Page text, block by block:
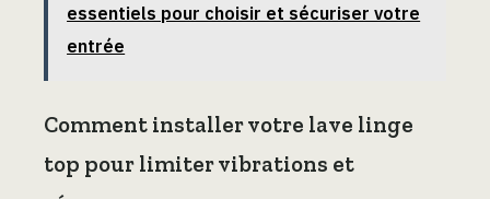
essentiels pour choisir et sécuriser votre
entrée
Comment installer votre lave linge
top pour limiter vibrations et